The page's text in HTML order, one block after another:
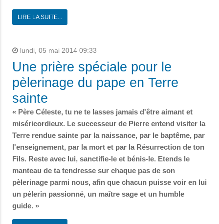
LIRE LA SUITE...
lundi, 05 mai 2014 09:33
Une prière spéciale pour le
pèlerinage du pape en Terre
sainte
« Père Céleste, tu ne te lasses jamais d'être aimant et
miséricordieux. Le successeur de Pierre entend visiter la
Terre rendue sainte par la naissance, par le baptême, par
l'enseignement, par la mort et par la Résurrection de ton
Fils. Reste avec lui, sanctifie-le et bénis-le. Etends le
manteau de ta tendresse sur chaque pas de son
pèlerinage parmi nous, afin que chacun puisse voir en lui
un pèlerin passionné, un maître sage et un humble
guide. »